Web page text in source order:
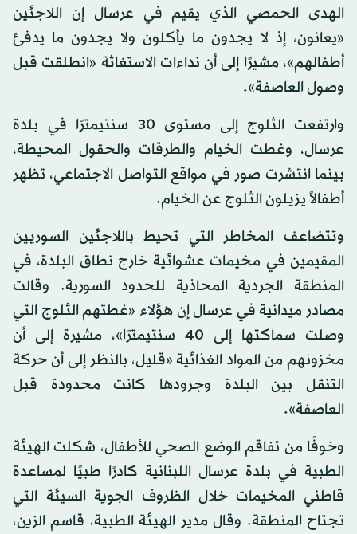
الهدى الحمصي الذي يقيم في عرسال إن اللاجئين
«يعانون، إذ لا يجدون ما يأكلون ولا يجدون ما يدفئ
أطفالهم»، مشيرًا إلى أن نداءات الاستغاثة «انطلقت قبل
وصول العاصفة».
وارتفعت الثلوج إلى مستوى 30 سنتيمترًا في بلدة
عرسال، وغطت الخيام والطرقات والحقول المحيطة،
بينما انتشرت صور في مواقع التواصل الاجتماعي، تظهر
أطفالاً يزيلون الثلوج عن الخيام.
وتتضاعف المخاطر التي تحيط باللاجئين السوريين
المقيمين في مخيمات عشوائية خارج نطاق البلدة، في
المنطقة الجردية المحاذية للحدود السورية. وقالت
مصادر ميدانية في عرسال إن هؤلاء «غطتهم الثلوج التي
وصلت سماكتها إلى 40 سنتيمترًا»، مشيرة إلى أن
مخزونهم من المواد الغذائية «قليل، بالنظر إلى أن حركة
التنقل بين البلدة وجرودها كانت محدودة قبل
العاصفة».
وخوفًا من تفاقم الوضع الصحي للأطفال، شكلت الهيئة
الطبية في بلدة عرسال اللبنانية كادرًا طبيًا لمساعدة
قاطني المخيمات خلال الظروف الجوية السيئة التي
تجتاح المنطقة. وقال مدير الهيئة الطبية، قاسم الزين،